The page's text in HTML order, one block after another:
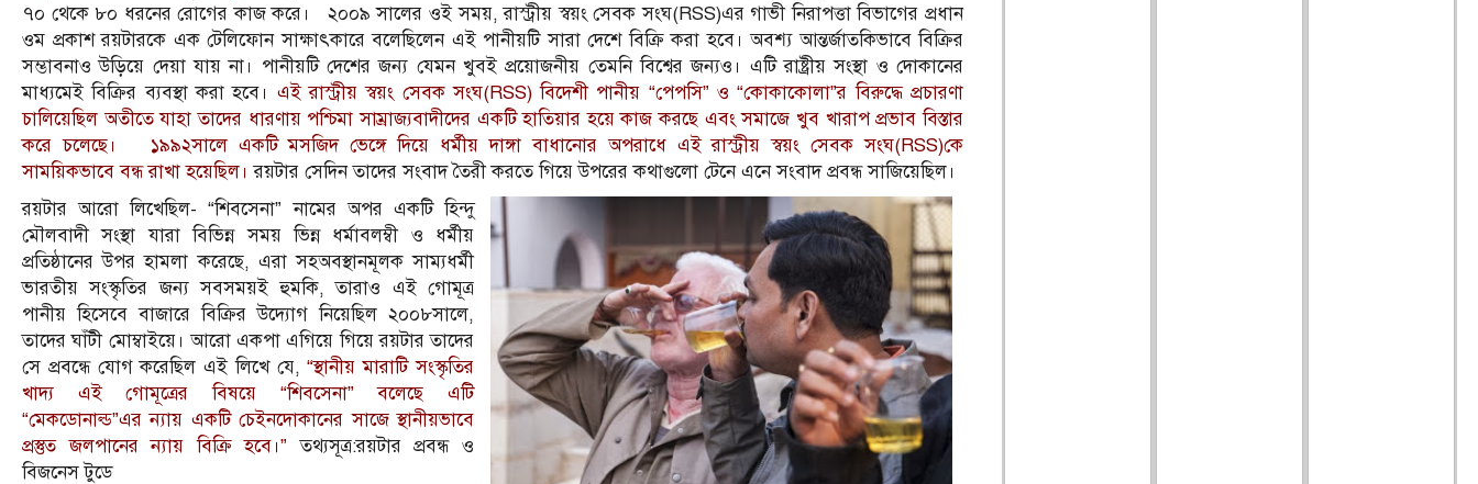
৭০ থেকে ৮০ ধরনের রোগের কাজ করে। ২০০৯ সালের ওই সময়, রাস্ট্রীয় স্বয়ং সেবক সংঘ(RSS)এর গাভী নিরাপত্তা বিভাগের প্রধান
ওম প্রকাশ রয়টারকে এক টেলিফোন সাক্ষাৎকারে বলেছিলেন এই পানীয়টি সারা দেশে বিক্রি করা হবে। অবশ্য আন্তর্জাতকিভাবে বিক্রির
সম্ভাবনাও উড়িয়ে দেয়া যায় না। পানীয়টি দেশের জন্য যেমন খুবই প্রয়োজনীয় তেমনি বিশ্বের জন্যও। এটি রাষ্ট্রীয় সংস্থা ও দোকানের
মাধ্যমেই বিক্রির ব্যবস্থা করা হবে। এই রাস্ট্রীয় স্বয়ং সেবক সংঘ(RSS) বিদেশী পানীয় “পেপসি” ও “কোকাকোলা”র বিরুদ্ধে প্রচারণা
চালিয়েছিল অতীতে যাহা তাদের ধারণায় পশ্চিমা সাম্রাজ্যবাদীদের একটি হাতিয়ার হয়ে কাজ করছে এবং সমাজে খুব খারাপ প্রভাব বিস্তার
করে চলেছে। ১৯৯২সালে একটি মসজিদ ভেঙ্গে দিয়ে ধর্মীয় দাঙ্গা বাধানোর অপরাধে এই রাস্ট্রীয় স্বয়ং সেবক সংঘ(RSS)কে
সাময়িকভাবে বন্ধ রাখা হয়েছিল। রয়টার সেদিন তাদের সংবাদ তৈরী করতে গিয়ে উপরের কথাগুলো টেনে এনে সংবাদ প্রবন্ধ সাজিয়েছিল।
রয়টার আরো লিখেছিল- “শিবসেনা” নামের অপর একটি হিন্দু
মৌলবাদী সংস্থা যারা বিভিন্ন সময় ভিন্ন ধর্মাবলম্বী ও ধর্মীয়
প্রতিষ্ঠানের উপর হামলা করেছে, এরা সহঅবস্থানমূলক সাম্যধর্মী
ভারতীয় সংস্কৃতির জন্য সবসময়ই হুমকি, তারাও এই গোমূত্র
পানীয় হিসেবে বাজারে বিক্রির উদ্যোগ নিয়েছিল ২০০৮সালে,
তাদের ঘাঁটী মোম্বাইয়ে। আরো একপা এগিয়ে গিয়ে রয়টার তাদের
সে প্রবন্ধে যোগ করেছিল এই লিখে যে,“স্থানীয় মারাটি সংস্কৃতির
খাদ্য এই গোমূত্রের বিষয়ে “শিবসেনা” বলেছে এটি
“মেকডোনাল্ড”এর ন্যায় একটি চেইনদোকানের সাজে স্থানীয়ভাবে
প্রস্তুত জলপানের ন্যায় বিক্রি হবে।” তথ্যসূত্র:রয়টার প্রবন্ধ ‌ও
বিজনেস টুডে